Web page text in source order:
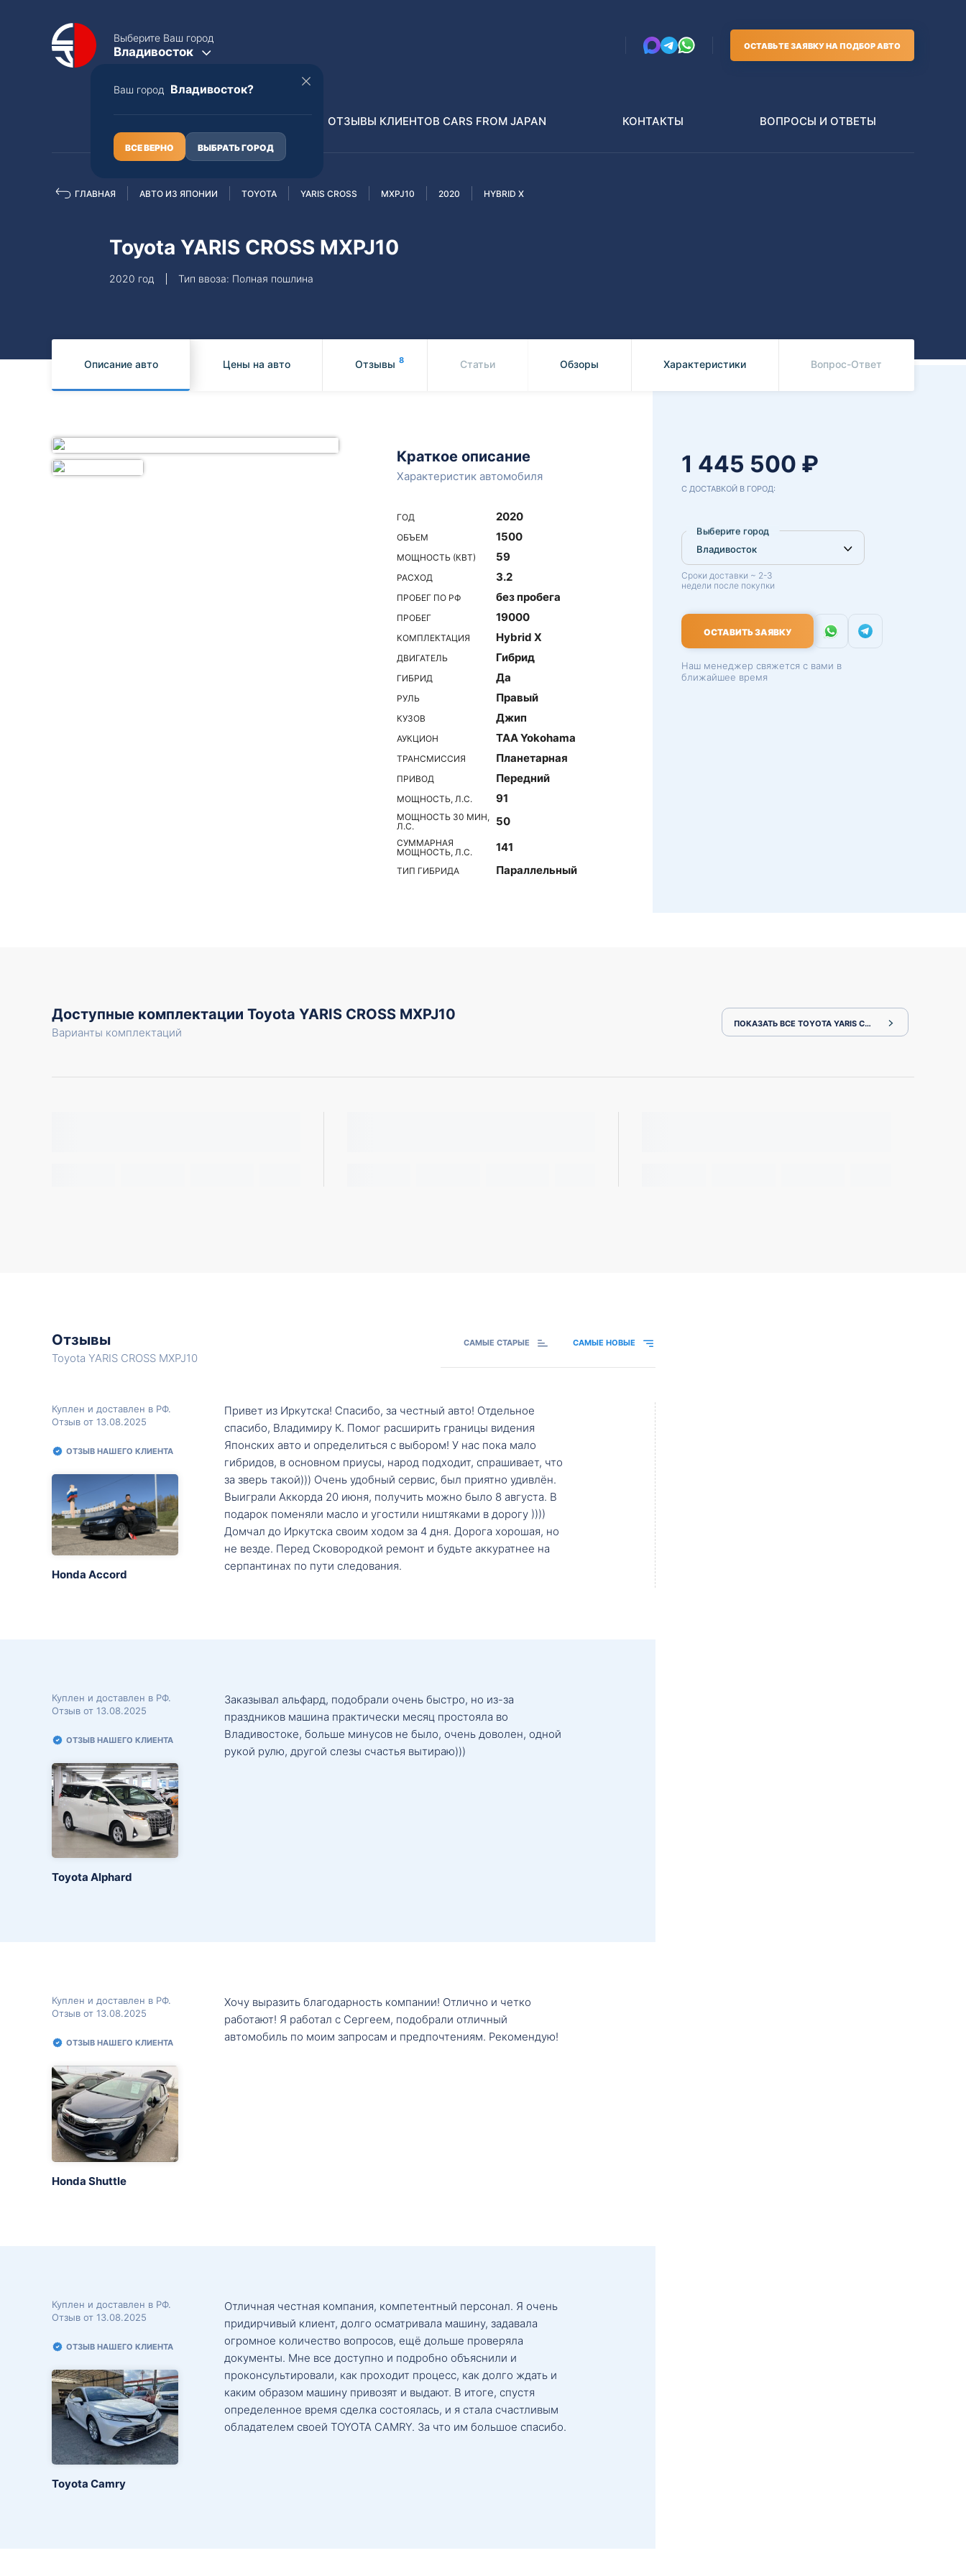
Выберите Ваш город
Владивосток
Ваш город Владивосток?
ВСЕ ВЕРНО ВЫБРАТЬ ГОРОД
ОСТАВЬТЕ ЗАЯВКУ НА ПОДБОР АВТО
Полная пошлина
Subaru
Распилы и конструкторы
ОТЗЫВЫ КЛИЕНТОВ CARS FROM JAPAN КОНТАКТЫ ВОПРОСЫ И ОТВЕТЫ
ГЛАВНАЯ АВТО ИЗ ЯПОНИИ TOYOTA YARIS CROSS MXPJ10 2020 HYBRID X
Toyota YARIS CROSS MXPJ10
2020 год Тип ввоза: Полная пошлина
Описание авто Цены на авто Отзывы 8 Статьи Обзоры Характеристики Вопрос-Ответ
Краткое описание
Характеристик автомобиля
ГОД 2020
ОБЪЕМ 1500
МОЩНОСТЬ (КВТ) 59
РАСХОД 3.2
ПРОБЕГ ПО РФ без пробега
ПРОБЕГ 19000
КОМПЛЕКТАЦИЯ Hybrid X
ДВИГАТЕЛЬ Гибрид
ГИБРИД Да
РУЛЬ Правый
КУЗОВ Джип
АУКЦИОН TAA Yokohama
ТРАНСМИССИЯ Планетарная
ПРИВОД Передний
МОЩНОСТЬ, Л.С. 91
МОЩНОСТЬ 30 МИН,
Л.С.
50
СУММАРНАЯ
МОЩНОСТЬ, Л.С.
141
ТИП ГИБРИДА Параллельный
1 445 500 ₽
С ДОСТАВКОЙ В ГОРОД:
Выберите город
Сроки доставки ~ 2-3
недели после покупки
ОСТАВИТЬ ЗАЯВКУ
Наш менеджер свяжется с вами в
ближайшее время
Доступные комплектации Toyota YARIS CROSS MXPJ10
Варианты комплектаций
ПОКАЗАТЬ ВСЕ TOYOTA YARIS CROSS MXPJ10
Отзывы
Toyota YARIS CROSS MXPJ10
САМЫЕ СТАРЫЕ САМЫЕ НОВЫЕ
Куплен и доставлен в РФ.
Отзыв от 13.08.2025
ОТЗЫВ НАШЕГО КЛИЕНТА
Honda Accord
Привет из Иркутска! Спасибо, за честный авто! Отдельное
спасибо, Владимиру К. Помог расширить границы видения
Японских авто и определиться с выбором! У нас пока мало
гибридов, в основном приусы, народ подходит, спрашивает, что
за зверь такой))) Очень удобный сервис, был приятно удивлён.
Выиграли Аккорда 20 июня, получить можно было 8 августа. В
подарок поменяли масло и угостили ништяками в дорогу ))))
Домчал до Иркутска своим ходом за 4 дня. Дорога хорошая, но
не везде. Перед Сковородкой ремонт и будьте аккуратнее на
серпантинах по пути следования.
Куплен и доставлен в РФ.
Отзыв от 13.08.2025
ОТЗЫВ НАШЕГО КЛИЕНТА
Toyota Alphard
Заказывал альфард, подобрали очень быстро, но из-за
праздников машина практически месяц простояла во
Владивостоке, больше минусов не было, очень доволен, одной
рукой рулю, другой слезы счастья вытираю)))
Куплен и доставлен в РФ.
Отзыв от 13.08.2025
ОТЗЫВ НАШЕГО КЛИЕНТА
Honda Shuttle
Хочу выразить благодарность компании! Отлично и четко
работают! Я работал с Сергеем, подобрали отличный
автомобиль по моим запросам и предпочтениям. Рекомендую!
Куплен и доставлен в РФ.
Отзыв от 13.08.2025
ОТЗЫВ НАШЕГО КЛИЕНТА
Toyota Camry
Отличная честная компания, компетентный персонал. Я очень
придирчивый клиент, долго осматривала машину, задавала
огромное количество вопросов, ещё дольше проверяла
документы. Мне все доступно и подробно объяснили и
проконсультировали, как проходит процесс, как долго ждать и
каким образом машину привозят и выдают. В итоге, спустя
определенное время сделка состоялась, и я стала счастливым
обладателем своей TOYOTA CAMRY. За что им большое спасибо.